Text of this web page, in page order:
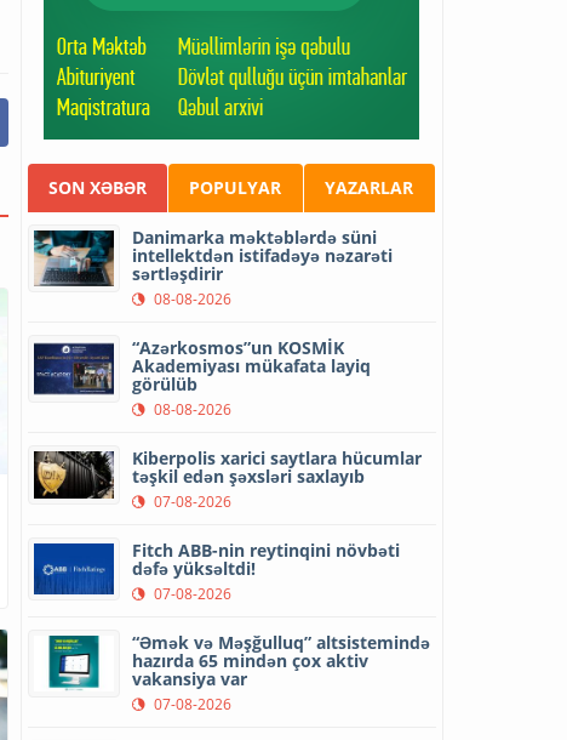
SON XƏBƏR POPULYAR YAZARLAR
Danimarka məktəblərdə süni
intellektdən istifadəyə nəzarəti
sərtləşdirir
08-08-2026
“Azərkosmos”un KOSMİK
Akademiyası mükafata layiq
görülüb
08-08-2026
Kiberpolis xarici saytlara hücumlar
təşkil edən şəxsləri saxlayıb
07-08-2026
Fitch ABB-nin reytinqini növbəti
dəfə yüksəltdi!
07-08-2026
“Əmək və Məşğulluq” altsistemində
hazırda 65 mindən çox aktiv
vakansiya var
07-08-2026